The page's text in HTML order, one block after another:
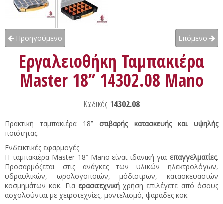
Προηγούμενο Επόμενο
Εργαλειοθήκη Ταμπακιέρα
Master 18’’ 14302.08 Mano
Κωδικός: 14302.08
Πρακτική ταμπακιέρα 18’’ στιβαρής κατασκευής και υψηλής
ποιότητας.
Ενδεικτικές εφαρμογές
Η ταμπακιέρα Master 18’’ Mano είναι ιδανική για επαγγελματίες.
Προσαρμόζεται στις ανάγκες των υλικών ηλεκτρολόγων,
υδραυλικών, ωρολογοποιών, μόδιστρων, κατασκευαστών
κοσμημάτων κοκ. Για ερασιτεχνικήχρήση επιλέγετε από όσους
ασχολούνται με χειροτεχνίες, μοντελισμό, ψαράδες κοκ.